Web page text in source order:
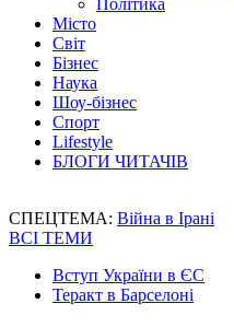
Політика
Місто
Світ
Бізнес
Наука
Шоу-бізнес
Спорт
Lifestyle
БЛОГИ ЧИТАЧІВ
СПЕЦТЕМА: Війна в Ірані
ВСІ ТЕМИ
Вступ України в ЄС
Теракт в Барселоні